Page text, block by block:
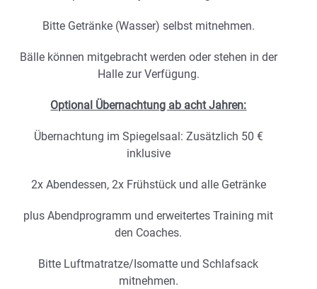
Bitte Getränke (Wasser) selbst mitnehmen.
Bälle können mitgebracht werden oder stehen in der
Halle zur Verfügung.
Optional Übernachtung ab acht Jahren:
Übernachtung im Spiegelsaal: Zusätzlich 50 €
inklusive
2x Abendessen, 2x Frühstück und alle Getränke
plus Abendprogramm und erweitertes Training mit
den Coaches.
Bitte Luftmatratze/Isomatte und Schlafsack
mitnehmen.